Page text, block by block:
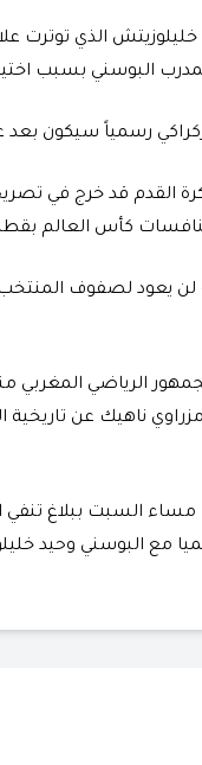
خليلوزيتش الذي توترت
البوسني بسبب
رسمياً سيكون
القدم قد خرج في
كأس العالم بقطر
يعود لصفوف
الرياضي
ناهيك عن تاريخية
السبت ببلاغ تنفي
مع البوسني وحيد